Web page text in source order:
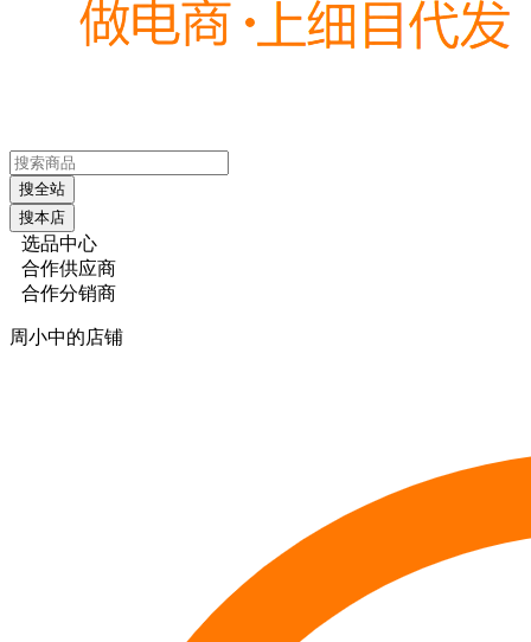
搜全站
搜本店
选品中心
合作供应商
合作分销商
周小中的店铺